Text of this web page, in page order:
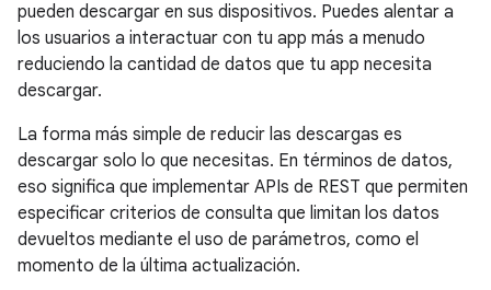
pueden descargar en sus dispositivos. Puedes alentar a
los usuarios a interactuar con tu app más a menudo
reduciendo la cantidad de datos que tu app necesita
descargar.
La forma más simple de reducir las descargas es
descargar solo lo que necesitas. En términos de datos,
eso significa que implementar APIs de REST que permiten
especificar criterios de consulta que limitan los datos
devueltos mediante el uso de parámetros, como el
momento de la última actualización.